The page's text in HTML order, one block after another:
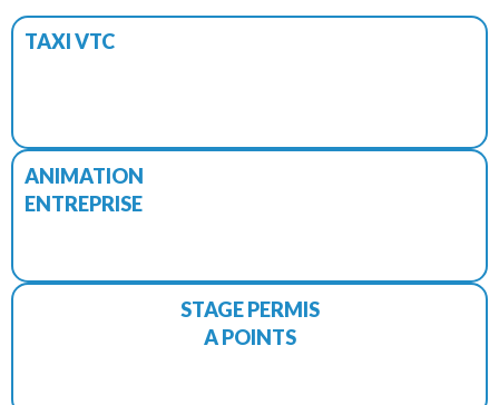
TAXI VTC
ANIMATION
ENTREPRISE
STAGE PERMIS
A POINTS